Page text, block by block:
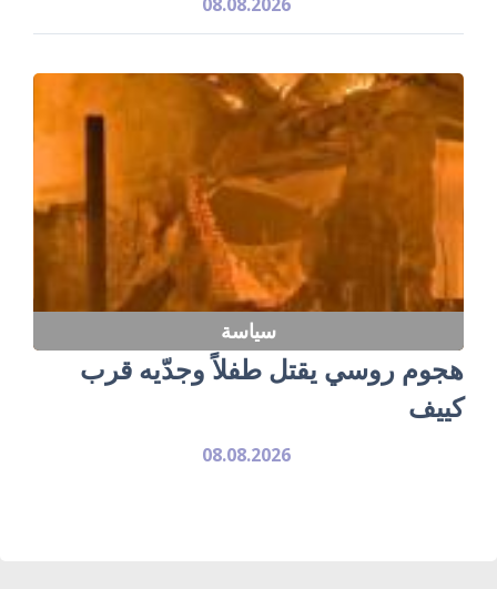
سياسة
هجوم روسي يقتل طفلاً وجدّيه قرب
كييف
08.08.2026